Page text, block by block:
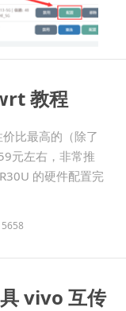
教程
比最高的（除了
元左右，非常推
的硬件配置完
5658
vivo 互传